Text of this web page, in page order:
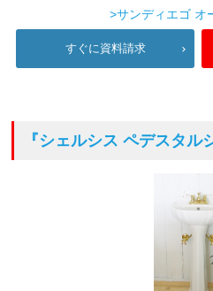
>サンディエゴ オ
すぐに資料請求
『シェルシス ペデスタル